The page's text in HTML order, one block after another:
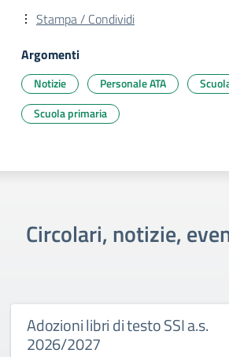
Stampa / Condividi
Argomenti
Notizie Personale ATA
Scuola primaria
Circolari, notizie,
Adozioni libri di testo SSI a.s.
2026/2027